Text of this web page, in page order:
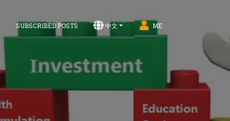
SUBSCRIBED POSTS 中文 ME